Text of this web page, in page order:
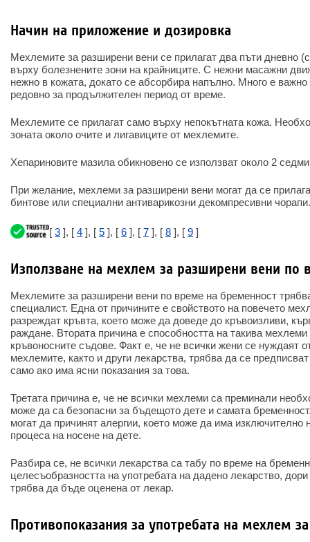
Начин на приложение и дозировка
Мехлемите за разширени вени се прилагат два пъти дневно
върху болезнените зони на крайниците. С нежни масажни
нежно в кожата, докато се абсорбира напълно. Много е
редовно за продължителен период от време.
Мехлемите се прилагат само върху непокътната кожа.
зоната около очите и лигавиците от мехлемите.
Хепариновите мазила обикновено се използват около 2
При желание, мехлеми за разширени вени могат да се
бинтове или специални антиварикозни декомпресивни чорапи.
[ 3 ], [ 4 ], [ 5 ], [ 6 ], [ 7 ], [ 8 ], [ 9 ]
Използване на мехлем за разширени вени по
Мехлемите за разширени вени по време на бременност
специалист. Една от причините е свойството на повечето
разреждат кръвта, което може да доведе до кръвоизливи,
раждане. Втората причина е способността на такива
кръвоносните съдове. Факт е, че не всички жени се нуждаят
мехлемите, както и други лекарства, трябва да се
само ако има ясни показания за това.
Третата причина е, че не всички мехлеми са преминали
може да са безопасни за бъдещото дете и самата
могат да причинят алергии, което може да има изключително
процеса на носене на дете.
Разбира се, не всички лекарства са табу по време на
целесъобразността на употребата на дадено лекарство,
трябва да бъде оценена от лекар.
Противопоказания за употребата на мехлем